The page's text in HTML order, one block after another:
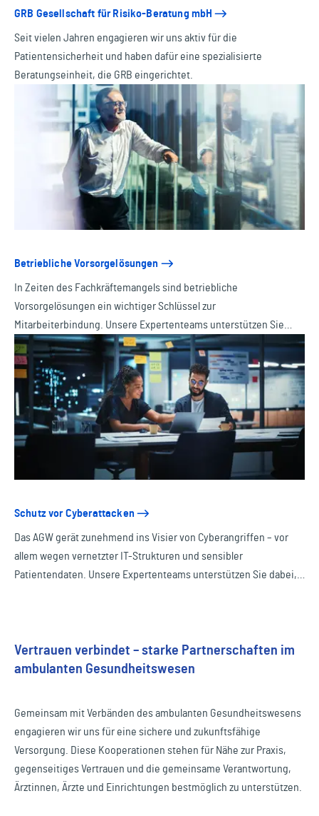
GRB Gesellschaft für Risiko-Beratung mbH
Seit vielen Jahren engagieren wir uns aktiv für die
Patientensicherheit und haben dafür eine spezialisierte
Beratungseinheit, die GRB eingerichtet.
Betriebliche Vorsorgelösungen
In Zeiten des Fachkräftemangels sind betriebliche
Vorsorgelösungen ein wichtiger Schlüssel zur
Mitarbeiterbindung. Unsere Expertenteams unterstützen Sie
dabei, passende Angebote zu entwickeln und erfolgreich in
Ihrem Unternehmen zu etablieren.
Schutz vor Cyberattacken
Das AGW gerät zunehmend ins Visier von Cyberangriffen – vor
allem wegen vernetzter IT-Strukturen und sensibler
Patientendaten. Unsere Expertenteams unterstützen Sie dabei,
Vertrauen verbindet – starke Partnerschaften im
ambulanten Gesundheitswesen
Gemeinsam mit Verbänden des ambulanten Gesundheitswesens
engagieren wir uns für eine sichere und zukunftsfähige
Versorgung. Diese Kooperationen stehen für Nähe zur Praxis,
gegenseitiges Vertrauen und die gemeinsame Verantwortung,
Ärztinnen, Ärzte und Einrichtungen bestmöglich zu unterstützen.